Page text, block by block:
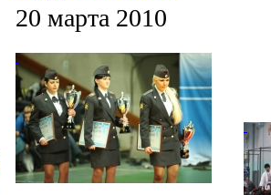
20 марта 2010